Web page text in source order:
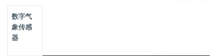
数字气
象传感
器